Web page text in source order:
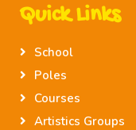
Quick Links
School
Poles
Courses
Artistics Groups